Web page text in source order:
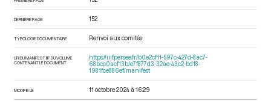
DERNIÈRE PAGE 152
TYPOLOGIE DOCUMENTAIRE Renvoi aux comités
URI DU MANIFEST IIIF DU VOLUME
CONTENANT LE DOCUMENT
https://iiif.persee.fr/b0e2cf11-597c-427d-8ac7-
68bcc0acf13b/e7f877d3-32ae-43c2-bd18-
1981fce886ef/manifest
MODIFIÉ LE 11 octobre 2024 à 16:29